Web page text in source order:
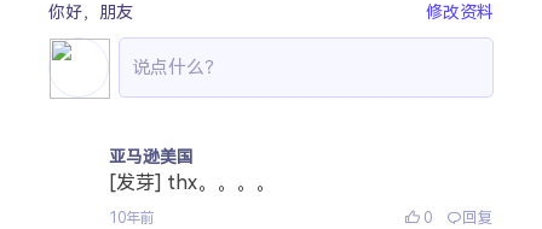
你好， 朋友 修改资料
亚马逊美国
[发芽] thx。。。。
10年前 0 回复